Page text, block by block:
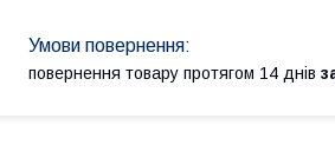
повернення товару протягом 14 днів